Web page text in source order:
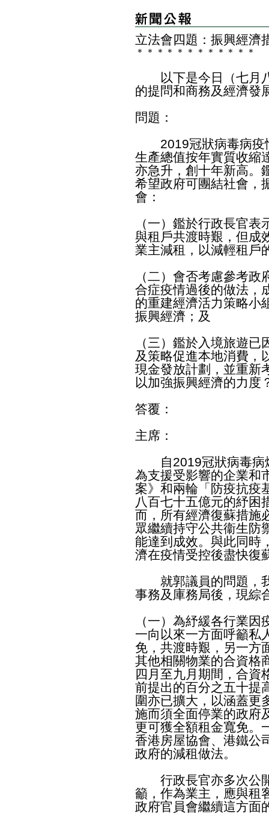
立法會四題：振興經濟
＊ ＊ ＊ ＊ ＊ ＊ ＊ ＊ ＊ ＊ ＊ ＊
以下是今日（七月八
的提問和商務及經濟發
問題：
2019冠狀病毒病疫
生產總值按年實質收縮
亦急升，創十年新高。
希望政府可團結社會，
會：
（一）鑑於行政長官
與租戶共渡時艱，但成
業主減租，以減輕租戶
（二）會否考慮參考
合症疫情過後的做法，
的重建經濟活力策略小
振興經濟；及
（三）鑑於入境旅遊
及策略促進本地消費，
現金發放計劃，並重新
以加強振興經濟的力度
答覆：
主席：
自2019冠狀病毒病
為支援受影響的企業和
案》和兩輪「防疫抗疫
八百七十五億元的紓困
而，所有經濟復蘇措施
眾繼續持守公共衞生防
能達到成效。與此同時
濟在疫情受控後盡快復
就郭議員的問題，我
事務及庫務局後，現綜
（一）為紓緩各行業
一向以來一方面呼籲私
免，共渡時艱，另一方
其他相關物業的合資格
四月至九月期間，合資
前提出的百分之五十提
圍亦已擴大，以涵蓋更
施而須全面停業的政府
更可獲全額租金寬免。
香港房屋協會、港鐵公
政府的減租做法。
行政長官亦多次公開
籲，作為業主，應與租
政府官員會繼續這方面